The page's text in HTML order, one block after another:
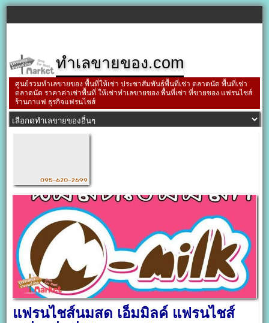
ทำเลขายของ.com
ศูนย์รวมทำเลขายของ พื้นที่ให้เช่า ประชาสัมพันธ์พื้นที่เช่า ตลาดนัด พื้นที่เช่า
ตลาดนัด ราคาค่าเช่าพื้นที่ ให้เช่าทำเลขายของ พื้นที่เช่า ที่ขายของ แฟรนไชส์
ร้านกาแฟ ธุรกิจแฟรนไชส์
แฟรนไชส์นมสด เอ็มมิลค์ แฟรนไชส์